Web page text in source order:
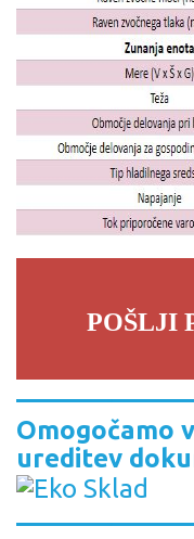
POŠLJI
Omogočamo
ureditev